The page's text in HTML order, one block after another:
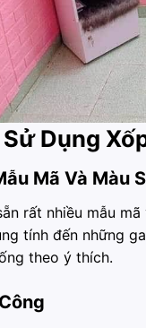
Sử Dụng
Mã Và Màu
rất nhiều mẫu
tính đến những
theo ý thích.